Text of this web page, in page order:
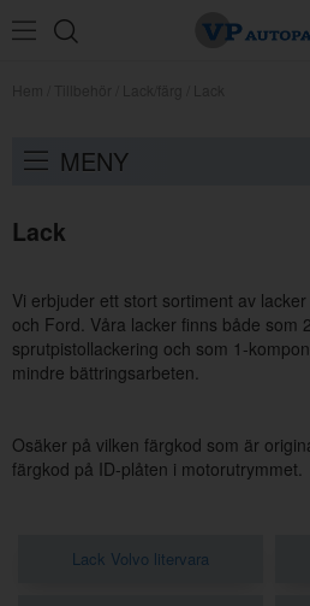
MENY
Lack
Vi erbjuder ett stort sortiment av
och Ford. Våra lacker finns både som
sprutpistollackering och som 1-
mindre bättringsarbeten.
Osäker på vilken färgkod som är
färgkod på ID-plåten i motorutrymmet.
Lack Volvo litervara